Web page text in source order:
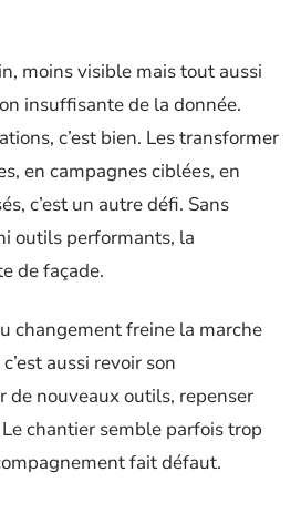
moins visible mais tout aussi
insuffisante de la donnée.
c’est bien. Les transformer
en campagnes ciblées, en
c’est un autre défi. Sans
outils performants, la
de façade.
changement freine la marche
aussi revoir son
de nouveaux outils, repenser
chantier semble parfois trop
fait défaut.